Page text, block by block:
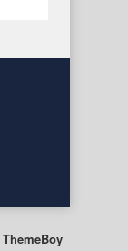
ThemeBoy